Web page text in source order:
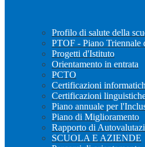
Profilo di salute della
PTOF - Piano Triennale
Progetti d'Istituto
Orientamento in entrata
PCTO
Certificazioni
Certificazioni
Piano annuale per
Piano di Miglioramento
Rapporto di
SCUOLA E AZIENDE